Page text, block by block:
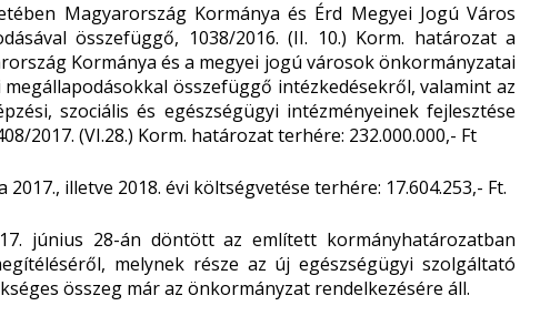
Magyarország Kormánya és Érd Megyei Jogú Város
összefüggő, 1038/2016. (II. 10.) Korm. határozat a
Kormánya és a megyei jogú városok önkormányzatai
összefüggő intézkedésekről, valamint az
szociális és egészségügyi intézményeinek fejlesztése
2017. (VI.28.) Korm. határozat terhére: 232.000.000,- Ft
illetve 2018. évi költségvetése terhére: 17.604.253,- Ft.
június 28-án döntött az említett kormányhatározatban
melynek része az új egészségügyi szolgáltató
összeg már az önkormányzat rendelkezésére áll.